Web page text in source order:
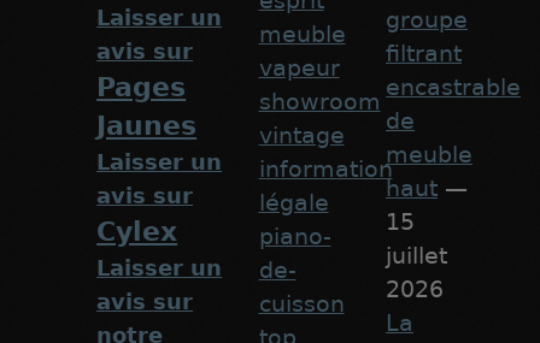
Laisser un
avis sur
Pages
Jaunes
Laisser un
avis sur
Cylex
Laisser un
avis sur
notre
meuble
vapeur
showroom
vintage
information
légale
piano-
de-
cuisson
groupe
filtrant
encastrable
de
meuble
haut —
15
juillet
2026
La